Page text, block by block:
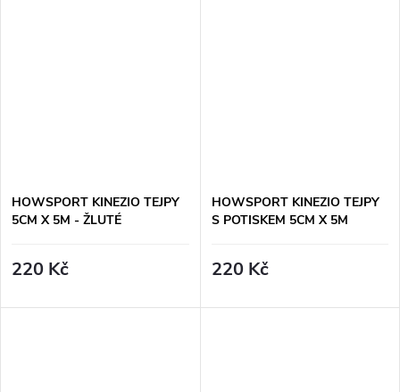
HOWSPORT KINEZIO TEJPY
5CM X 5M - ŽLUTÉ
220 Kč
HOWSPORT KINEZIO TEJPY
S POTISKEM 5CM X 5M
220 Kč